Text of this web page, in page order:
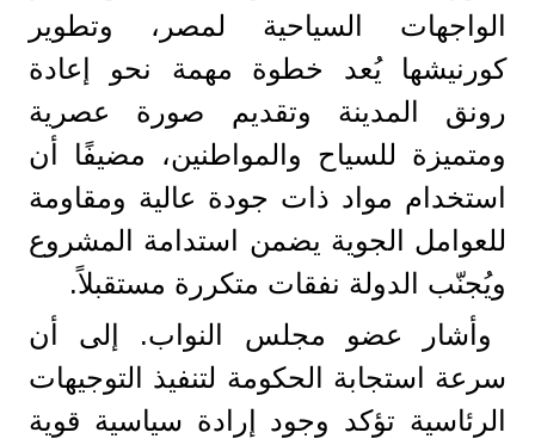
الواجهات السياحية لمصر، وتطوير
كورنيشها يُعد خطوة مهمة نحو إعادة
رونق المدينة وتقديم صورة عصرية
ومتميزة للسياح والمواطنين، مضيفًا أن
استخدام مواد ذات جودة عالية ومقاومة
للعوامل الجوية يضمن استدامة المشروع
ويُجنّب الدولة نفقات متكررة مستقبلاً.
وأشار عضو مجلس النواب. إلى أن
سرعة استجابة الحكومة لتنفيذ التوجيهات
الرئاسية تؤكد وجود إرادة سياسية قوية